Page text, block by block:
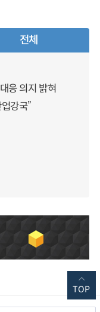
전체
응 의지 밝혀
강국”
TOP